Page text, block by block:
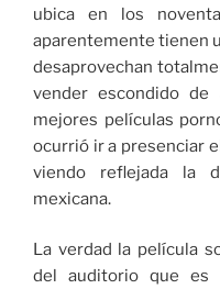
ubica en los
aparentemente tienen
desaprovechan
vender escondido de
mejores películas
ocurrió ir a presenciar
viendo reflejada la
mexicana.
La verdad la película
del auditorio que es